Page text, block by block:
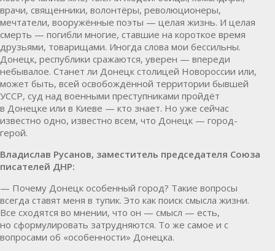
врачи, священники, волонтёры, революционеры,
мечтатели, вооружённые поэты — целая жизнь. И целая
смерть — погибли многие, ставшие на короткое время
друзьями, товарищами. Иногда слова мои бессильны.
Донецк, республики сражаются, уверен — впереди
небывалое. Станет ли Донецк столицей Новороссии или,
может быть, всей освобождённой территории бывшей
УССР, суд над военными преступниками пройдёт
в Донецке или в Киеве — кто знает. Но уже сейчас
известно одно, известно всем, что Донецк — город-
герой.
Владислав Русанов, заместитель председателя Союза
писателей ДНР:
— Почему Донецк особенный город? Такие вопросы
всегда ставят меня в тупик. Это как поиск смысла жизни.
Все сходятся во мнении, что он — смысл — есть,
но сформулировать затрудняются. То же самое и с
вопросами об «особенности» Донецка.